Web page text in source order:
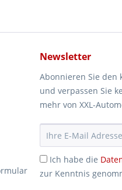
Newsletter
Abonnieren Sie den
und verpassen Sie
mehr von XXL-
Ich habe die
zur Kenntnis